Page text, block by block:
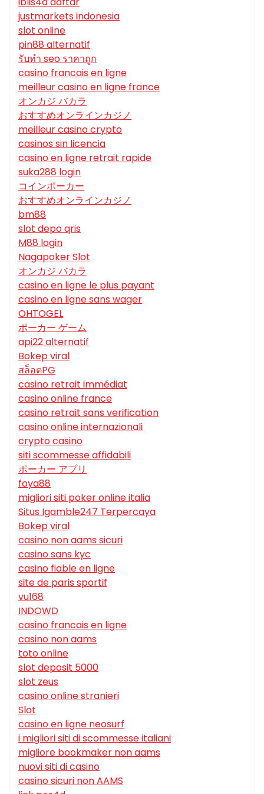
justmarkets indonesia
slot online
pin88 alternatif
รับทํา seo ราคาถูก
casino francais en ligne
meilleur casino en ligne france
オンカジ バカラ
おすすめオンラインカジノ
meilleur casino crypto
casinos sin licencia
casino en ligne retrait rapide
suka288 login
コインポーカー
おすすめオンラインカジノ
bm88
slot depo qris
M88 login
Nagapoker Slot
オンカジ バカラ
casino en ligne le plus payant
casino en ligne sans wager
OHTOGEL
ポーカー ゲーム
api22 alternatif
Bokep viral
สล็อตPG
casino retrait immédiat
casino online france
casino retrait sans verification
casino online internazionali
crypto casino
siti scommesse affidabili
ポーカー アプリ
foya88
migliori siti poker online italia
Situs Igamble247 Terpercaya
Bokep viral
casino non aams sicuri
casino sans kyc
casino fiable en ligne
site de paris sportif
vu168
INDOWD
casino francais en ligne
casino non aams
toto online
slot deposit 5000
slot zeus
casino online stranieri
Slot
casino en ligne neosurf
i migliori siti di scommesse italiani
migliore bookmaker non aams
nuovi siti di casino
casino sicuri non AAMS